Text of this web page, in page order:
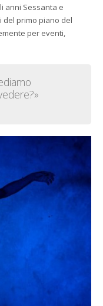
anni Sessanta e
del primo piano del
per eventi,